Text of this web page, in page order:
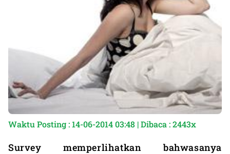
Waktu Posting : 14-06-2014 03:48 | Dibaca : 2443x
Survey memperlihatkan bahwasanya